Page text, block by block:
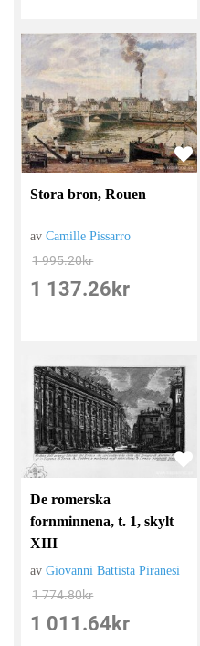
Stora bron, Rouen
avCamille Pissarro
1 995.20kr
1 137.26 kr
De romerska
fornminnena, t. 1, skylt
XIII
avGiovanni Battista Piranesi
1 774.80kr
1 011.64 kr